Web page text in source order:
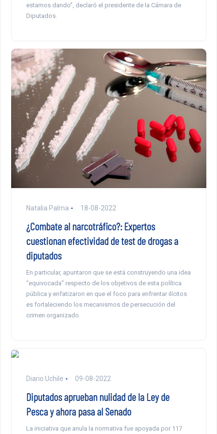
estamos dando”, declaró el presidente de la Cámara de
Diputados.
Natalia Palma 18-08-2022
¿Combate al narcotráfico?: Expertos
cuestionan efectividad de test de drogas a
diputados
En particular, apuntaron que se está construyendo una idea
“equivocada” respecto de los objetivos de esta política
pública y enfatizaron en que el foco para enfrentar ilícitos
es fortaleciendo los mecanismos de persecución del
crimen organizado.
Diario Uchile 09-08-2022
Diputados aprueban nulidad de la Ley de
Pesca y ahora pasa al Senado
La iniciativa que anula la normativa fue apoyada por 117